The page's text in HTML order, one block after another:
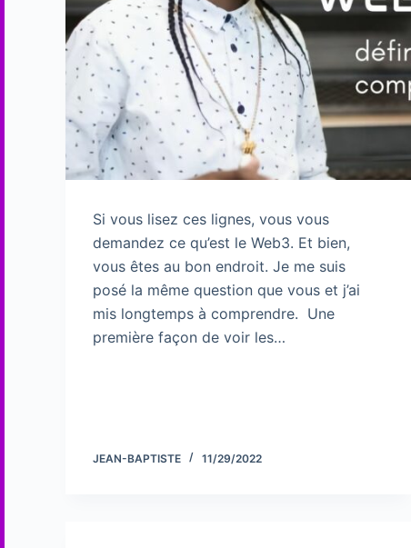
Si vous lisez ces lignes, vous vous
demandez ce qu’est le Web3. Et bien,
vous êtes au bon endroit. Je me suis
posé la même question que vous et j’ai
mis longtemps à comprendre. Une
première façon de voir les…
JEAN-BAPTISTE 11/29/2022